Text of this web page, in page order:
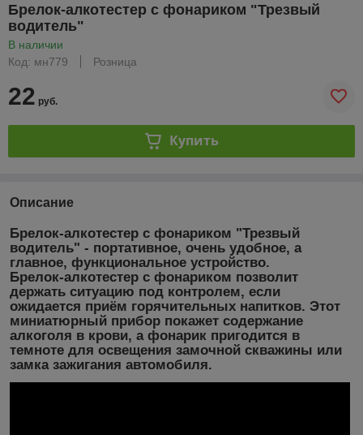
Брелок-алкотестер с фонариком "Трезвый
водитель"
В наличии
Код: мн779
Розница
22 руб.
Купить
Описание
Брелок-алкотестер с фонариком "Трезвый
водитель" - портативное, очень удобное, а
главное, функциональное устройство.
Брелок-алкотестер с фонариком позволит
держать ситуацию под контролем, если
ожидается приём горячительных напитков. Этот
миниатюрный прибор покажет содержание
алкоголя в крови, а фонарик пригодится в
темноте для освещения замочной скважины или
замка зажигания автомобиля.